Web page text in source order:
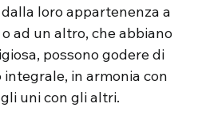
loro appartenenza a
ad un altro, che abbiano
possono godere di
in armonia con
uni con gli altri.